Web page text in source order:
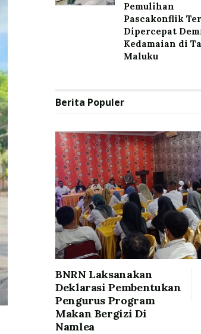
Pemulihan
Pascakonflik
Dipercepat
Kedamaian di
Maluku
Berita Populer
BNRN Laksanakan
Deklarasi Pembentukan
Pengurus Program
Makan Bergizi Di
Namlea